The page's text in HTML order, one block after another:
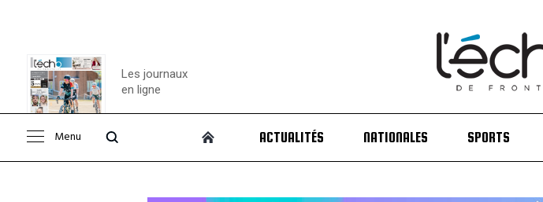
Consulter le
Les journaux
en ligne
Menu ACTUALITÉS NATIONALES SPORTS